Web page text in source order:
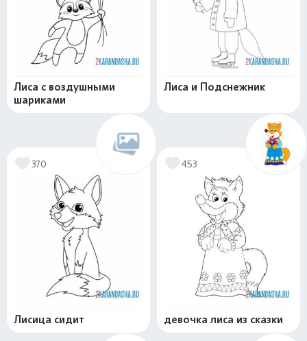
Лиса с воздушными
шариками
Лиса и Подснежник
370
Лисица сидит
453
девочка лиса из сказки